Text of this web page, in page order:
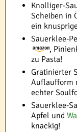
Knolliger-
Scheiben in
ein
Sauerklee-
,
zu Pasta!
Gratinierter
Auflaufform
echter
Sauerklee-
Apfel und
knackig!